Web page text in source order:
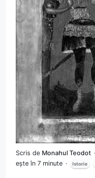
Scris de Monahul Teodot
ește în 7 minute
Istorie